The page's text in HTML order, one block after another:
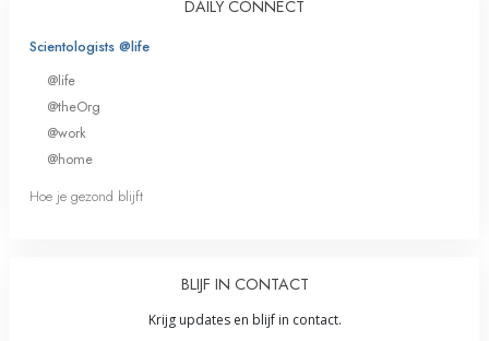
DAILY CONNECT
Scientologists @life
@life
@theOrg
@work
@home
Hoe je gezond blijft
BLIJF IN CONTACT
Krijg updates en blijf in contact.